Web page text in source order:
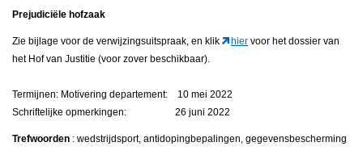
Prejudiciële hofzaak
Zie bijlage voor de verwijzingsuitspraak, en klik hier voor het dossier van
het Hof van Justitie (voor zover beschikbaar).
Termijnen: Motivering departement: 10 mei 2022
Schriftelijke opmerkingen: 26 juni 2022
Trefwoorden : wedstrijdsport, antidopingbepalingen, gegevensbescherming